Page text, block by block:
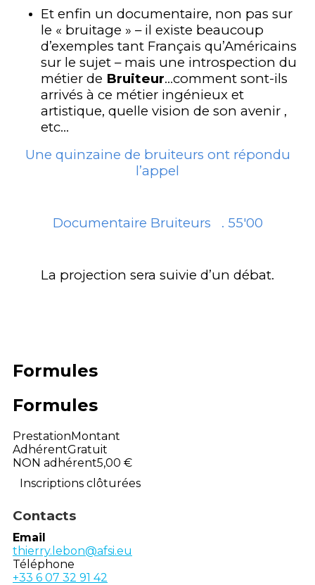
Et enfin un documentaire, non pas sur
le « bruitage » – il existe beaucoup
d’exemples tant Français qu’Américains
sur le sujet – mais une introspection du
métier de Bruiteur…comment sont-ils
arrivés à ce métier ingénieux et
artistique, quelle vision de son avenir ,
etc…
Une quinzaine de bruiteurs ont répondu
l’appel
Documentaire Bruiteurs . 55'00
La projection sera suivie d’un débat.
Formules
Formules
PrestationMontant
AdhérentGratuit
NON adhérent5,00 €
Inscriptions clôturées
Contacts
Email
thierry.lebon@afsi.eu
Téléphone
+33 6 07 32 91 42